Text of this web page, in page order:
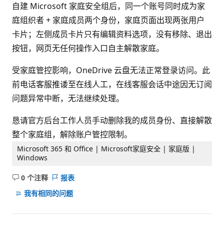
自建 Microsoft 家庭安全组后，同一个账号同时成为家
庭组织者 + 家庭成员两个身份，家庭页面出现两张用户
卡片；左侧成员卡片只有编辑资料选项，没有移除、退出
按钮，网页无任何操作入口自主解散家庭。
受家庭管控影响，OneDrive 云盘无法正常登录访问。此
前电话客服推诿至在线人工，在线客服会话中途因无订阅
问题异常中断，无法继续处理。
恳请官方后台工作人员手动删除我的成员身份、直接解散
整个家庭组，解除账户管控限制。
Microsoft 365 和 Office | Microsoft家庭安全 | 家庭版 |
Windows
0 个注释
无
注
报表
我有相同的问题